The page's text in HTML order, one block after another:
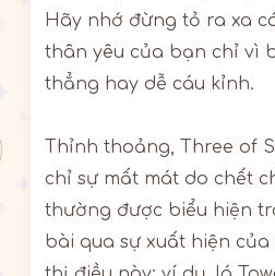
Hãy nhớ đừng tỏ ra xa
thân yêu của bạn chỉ vì
thẳng hay dễ cáu kỉnh.
Thỉnh thoảng, Three of
chỉ sự mất mát do chết
thường được biểu hiện
bài qua sự xuất hiện